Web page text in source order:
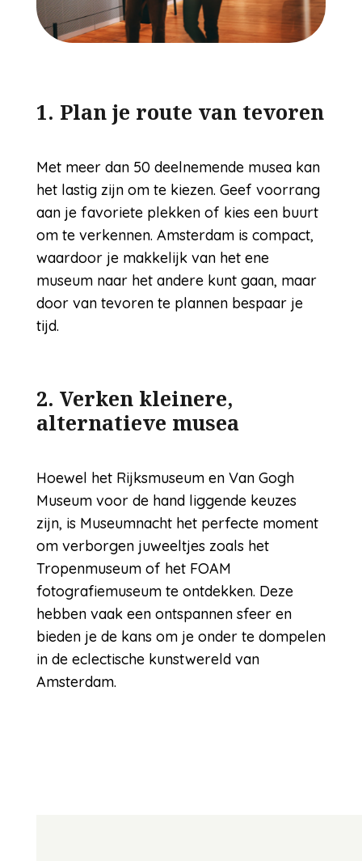
1. Plan je route van tevoren
Met meer dan 50 deelnemende musea kan
het lastig zijn om te kiezen. Geef voorrang
aan je favoriete plekken of kies een buurt
om te verkennen. Amsterdam is compact,
waardoor je makkelijk van het ene
museum naar het andere kunt gaan, maar
door van tevoren te plannen bespaar je
tijd.
2. Verken kleinere,
alternatieve musea
Hoewel het Rijksmuseum en Van Gogh
Museum voor de hand liggende keuzes
zijn, is Museumnacht het perfecte moment
om verborgen juweeltjes zoals het
Tropenmuseum of het FOAM
fotografiemuseum te ontdekken. Deze
hebben vaak een ontspannen sfeer en
bieden je de kans om je onder te dompelen
in de eclectische kunstwereld van
Amsterdam.